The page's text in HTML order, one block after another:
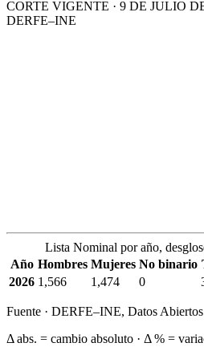
CORTE VIGENTE · 9 DE JULIO
DERFE–INE
Lista Nominal por año,
Año Hombres Mujeres No binario
2026 1,566 1,474 0
Fuente · DERFE–INE, Datos
Δ abs. = cambio absoluto · Δ % =